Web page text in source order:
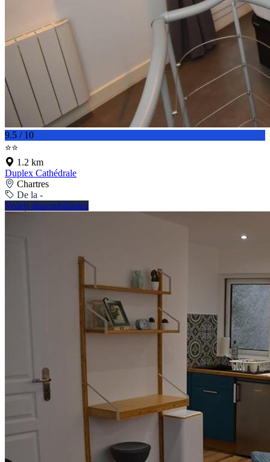
9.5 / 10
⭐⭐
1.2 km
Duplex Cathédrale
Chartres
De la -
Vedeți disponibilitatea